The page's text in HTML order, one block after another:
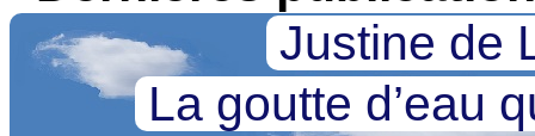
Justine de
La goutte d’eau